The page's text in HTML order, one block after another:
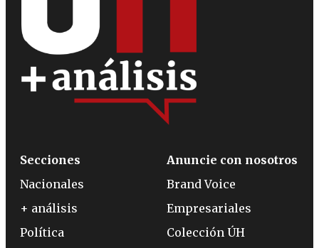
Secciones
Nacionales
+ análisis
Política
Anuncie con nosotros
Brand Voice
Empresariales
Colección ÚH